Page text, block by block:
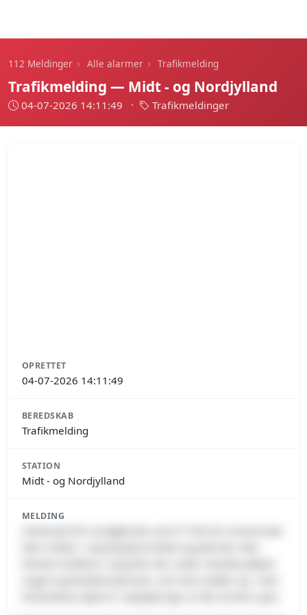
112 Meldinger › Alle alarmer › Trafikmelding
Trafikmelding — Midt - og Nordjylland
04-07-2026 14:11:49 · Trafikmeldinger
OPRETTET
04-07-2026 14:11:49
BEREDSKAB
Trafikmelding
STATION
Midt - og Nordjylland
MELDING